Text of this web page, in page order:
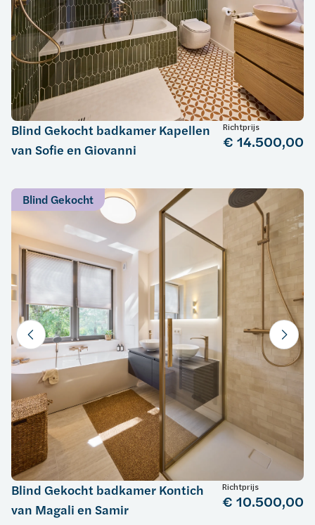
Blind Gekocht badkamer Kapellen
van Sofie en Giovanni
Richtprijs
€ 14.500,00
Blind Gekocht
Blind Gekocht badkamer Kontich
van Magali en Samir
Richtprijs
€ 10.500,00